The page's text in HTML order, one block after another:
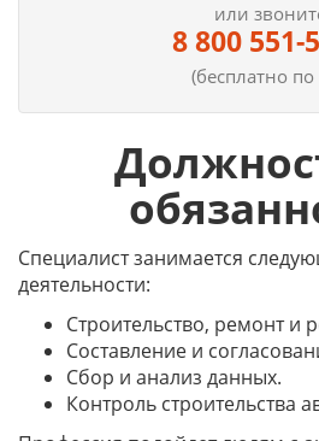
или
8 800 551-
(бесплатно
Специалист занимается
деятельности:
Строительство, ремонт и
Составление и
Сбор и анализ данных.
Контроль строительства